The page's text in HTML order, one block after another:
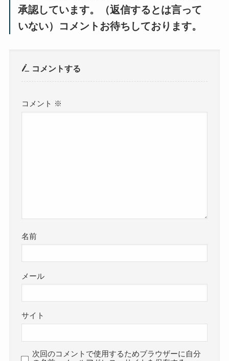
承認しています。（返信するとは言って
いない）コメントお待ちしております。
コメントする
コメント ※
名前
メール
サイト
次回のコメントで使用するためブラウザーに自分